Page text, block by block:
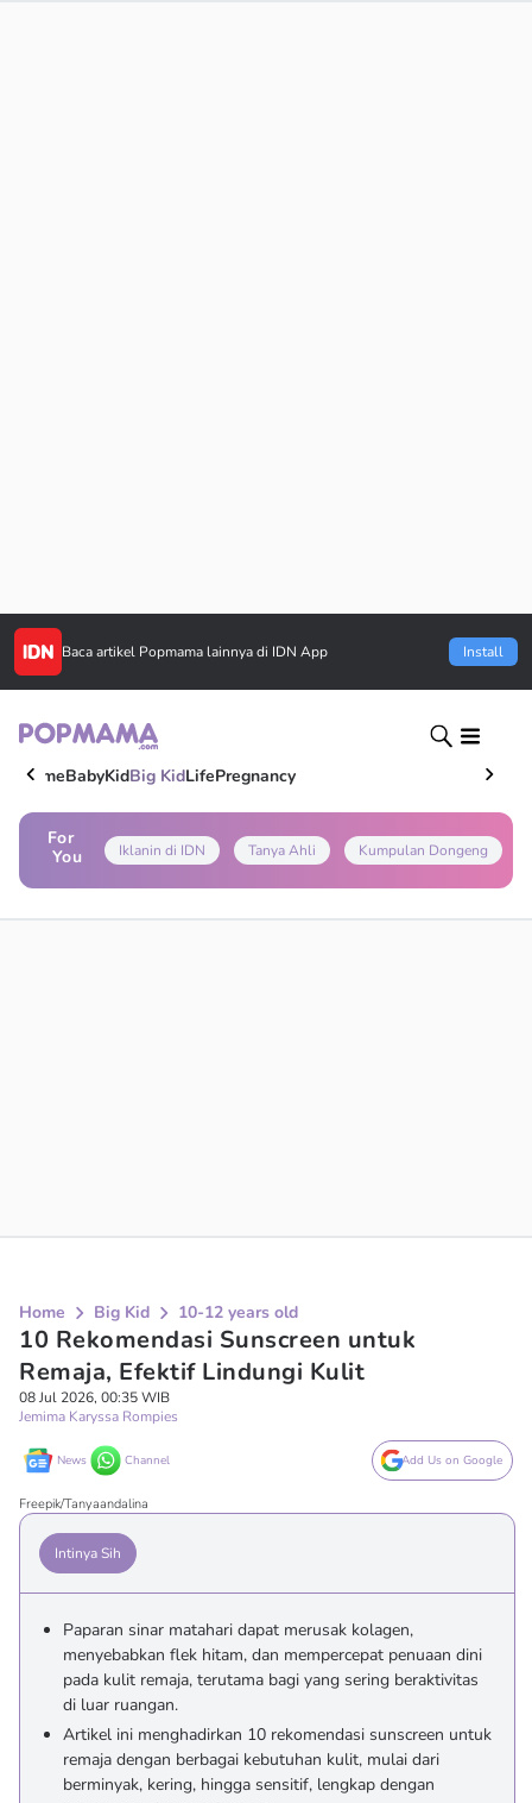
Baca artikel Popmama lainnya di IDN App Install
HomeBabyKidBig KidLifePregnancy
For
You
Iklanin di IDN Tanya Ahli Kumpulan Dongeng
Home Big Kid 10-12 years old
10 Rekomendasi Sunscreen untuk
Remaja, Efektif Lindungi Kulit
08 Jul 2026, 00:35 WIB
Jemima Karyssa Rompies
News Channel Add Us on Google
Freepik/Tanyaandalina
Intinya Sih
Paparan sinar matahari dapat merusak kolagen,
menyebabkan flek hitam, dan mempercepat penuaan dini
pada kulit remaja, terutama bagi yang sering beraktivitas
di luar ruangan.
Artikel ini menghadirkan 10 rekomendasi sunscreen untuk
remaja dengan berbagai kebutuhan kulit, mulai dari
berminyak, kering, hingga sensitif, lengkap dengan